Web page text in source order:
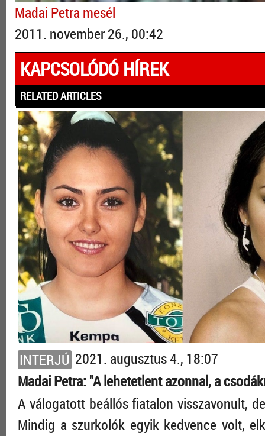
Madai Petra mesél
2011. november 26., 00:42
KAPCSOLÓDÓ HÍREK
RELATED ARTICLES
INTERJÚ 2021. augusztus 4., 18:07
Madai Petra: "A lehetetlent azonnal, a
A válogatott beállós fiatalon visszavonult,
Mindig a szurkolók egyik kedvence volt,